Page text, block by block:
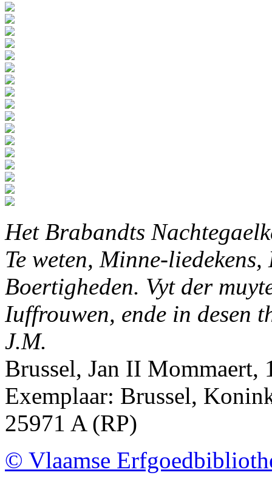
Het Brabandts
Te weten, Minne-
Boertigheden. Vyt der
Iuffrouwen, ende in desen
J.M.
Brussel, Jan II Mommaert,
Exemplaar: Brussel,
25971 A (RP)
© Vlaamse